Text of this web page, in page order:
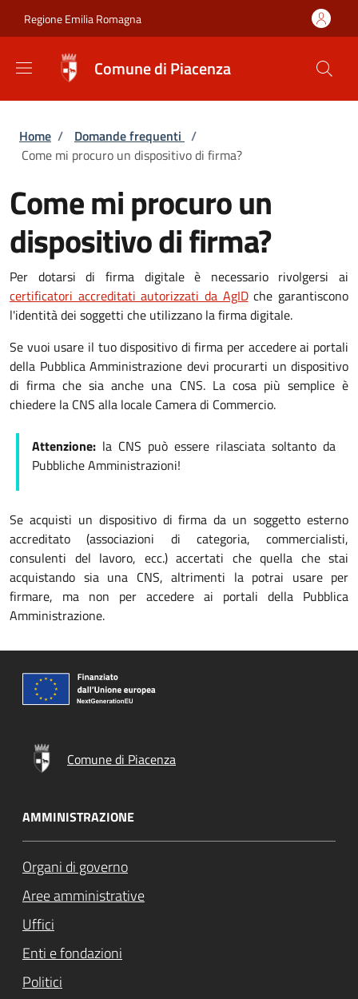
Regione Emilia Romagna
Comune di Piacenza
Briciole di pane
Home / Domande frequenti /
Come mi procuro un dispositivo di firma?
Come mi procuro un
dispositivo di firma?
Per dotarsi di firma digitale è necessario rivolgersi ai
certificatori accreditati autorizzati da AgIDche garantiscono
l'identità dei soggetti che utilizzano la firma digitale.
Se vuoi usare il tuo dispositivo di firma per accedere ai portali
della Pubblica Amministrazione devi procurarti un dispositivo
di firma che sia anche una CNS. La cosa più semplice è
chiedere la CNS alla locale Camera di Commercio.
Attenzione: la CNS può essere rilasciata soltanto da
Pubbliche Amministrazioni!
Se acquisti un dispositivo di firma da un soggetto esterno
accreditato (associazioni di categoria, commercialisti,
consulenti del lavoro, ecc.) accertati che quella che stai
acquistando sia una CNS, altrimenti la potrai usare per
firmare, ma non per accedere ai portali della Pubblica
Amministrazione.
Comune di Piacenza
AMMINISTRAZIONE
Organi di governo
Aree amministrative
Uffici
Enti e fondazioni
Politici